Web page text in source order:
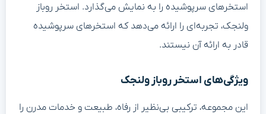
استخرهای سرپوشیده را به نمایش می‌گذارد. استخر روباز
ولنجک، تجربه‌ای را ارائه می‌دهد که استخرهای سرپوشیده
قادر به ارائه آن نیستند.
ویژگی‌های استخر روباز ولنجک
این مجموعه، ترکیبی بی‌نظیر از رفاه، طبیعت و خدمات مدرن را